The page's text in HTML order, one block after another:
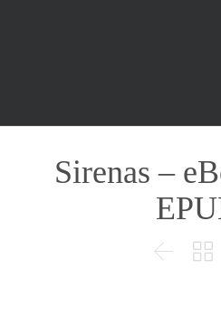
Sirenas –
 